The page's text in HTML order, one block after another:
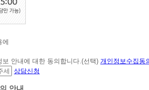
에
보 안내에 대한 동의합니다.(선택) 개인정보수집동
상담신청